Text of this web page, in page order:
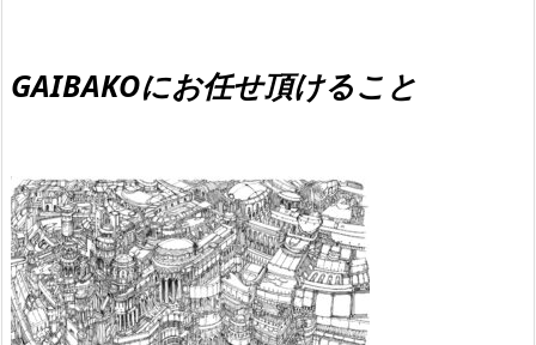
GAIBAKOにお任せ頂けること